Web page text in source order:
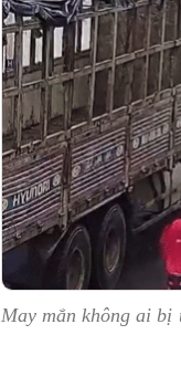
May mắn không ai bị